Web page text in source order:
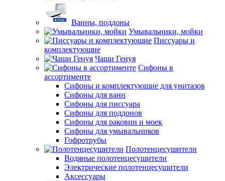
Ванны, поддоны
Умывальники, мойки
Писсуары и
комплектующие
Чаши Генуя
Сифоны в
ассортименте
Сифоны и комплектующие для унитазов
Сифоны для ванн
Сифоны для писсуара
Сифоны для поддонов
Сифоны для раковин и моек
Сифоны для умывальников
Гофротрубы
Полотенцесушители
Водяные полотенцесушители
Электрические полотенцесушители
Аксессуары